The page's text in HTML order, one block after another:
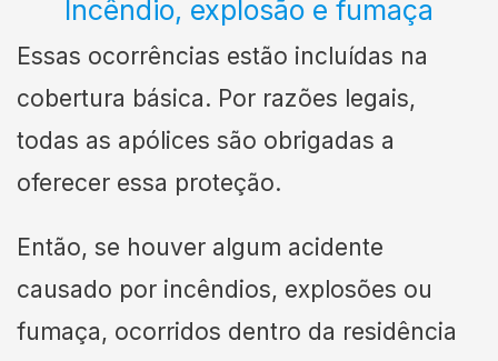
Incêndio, explosão e fumaça
Essas ocorrências estão incluídas na
cobertura básica. Por razões legais,
todas as apólices são obrigadas a
oferecer essa proteção.
Então, se houver algum acidente
causado por incêndios, explosões ou
fumaça, ocorridos dentro da residência